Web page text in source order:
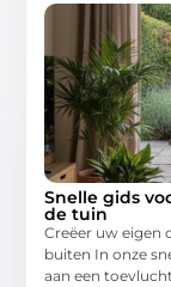
Snelle gids
de tuin
Creëer uw eigen
buiten In onze
aan een